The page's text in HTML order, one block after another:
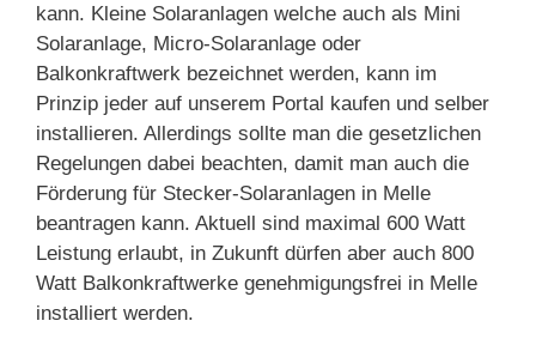
kann. Kleine Solaranlagen welche auch als Mini
Solaranlage, Micro-Solaranlage oder
Balkonkraftwerk bezeichnet werden, kann im
Prinzip jeder auf unserem Portal kaufen und selber
installieren. Allerdings sollte man die gesetzlichen
Regelungen dabei beachten, damit man auch die
Förderung für Stecker-Solaranlagen in Melle
beantragen kann. Aktuell sind maximal 600 Watt
Leistung erlaubt, in Zukunft dürfen aber auch 800
Watt Balkonkraftwerke genehmigungsfrei in Melle
installiert werden.